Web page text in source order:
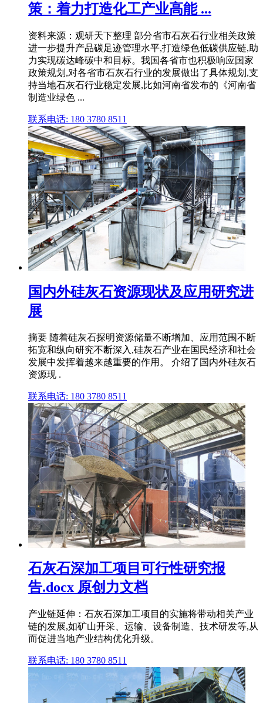
策：着力打造化工产业高能 ...
资料来源：观研天下整理 部分省市石灰石行业相关政策
进一步提升产品碳足迹管理水平,打造绿色低碳供应链,助
力实现碳达峰碳中和目标。我国各省市也积极响应国家
政策规划,对各省市石灰石行业的发展做出了具体规划,支
持当地石灰石行业稳定发展,比如河南省发布的《河南省
制造业绿色 ...
联系电话: 180 3780 8511
国内外硅灰石资源现状及应用研究进
展
摘要 随着硅灰石探明资源储量不断增加、应用范围不断
拓宽和纵向研究不断深入,硅灰石产业在国民经济和社会
发展中发挥着越来越重要的作用。 介绍了国内外硅灰石
资源现 .
联系电话: 180 3780 8511
石灰石深加工项目可行性研究报
告.docx 原创力文档
产业链延伸：石灰石深加工项目的实施将带动相关产业
链的发展,如矿山开采、运输、设备制造、技术研发等,从
而促进当地产业结构优化升级。
联系电话: 180 3780 8511